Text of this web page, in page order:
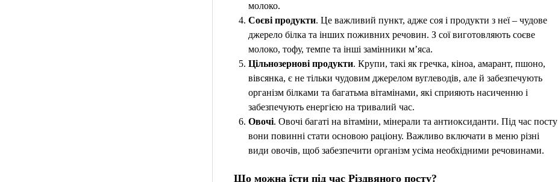
молоко.
Соєві продукти. Це важливий пункт, адже соя і продукти з неї – чудове
джерело білка та інших поживних речовин. З сої виготовляють соєве
молоко, тофу, темпе та інші замінники м’яса.
Цільнозернові продукти. Крупи, такі як гречка, кіноа, амарант, пшоно,
вівсянка, є не тільки чудовим джерелом вуглеводів, але й забезпечують
організм білками та багатьма вітамінами, які сприяють насиченню і
забезпечують енергією на тривалий час.
Овочі. Овочі багаті на вітаміни, мінерали та антиоксиданти. Під час посту
вони повинні стати основою раціону. Важливо включати в меню різні
види овочів, щоб забезпечити організм усіма необхідними речовинами.
Що можна їсти під час Різдвяного посту?